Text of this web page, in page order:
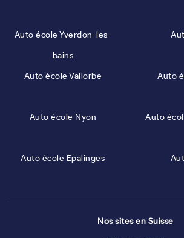
Auto école Yverdon-les-
bains
Auto école Vallorbe
Auto école Nyon
Auto école Epalinges
Auto
Auto
Nos sites en Suisse